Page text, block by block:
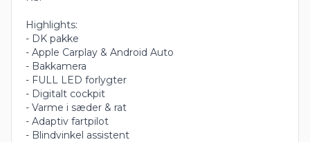
Highlights:
- DK pakke
- Apple Carplay & Android Auto
- Bakkamera
- FULL LED forlygter
- Digitalt cockpit
- Varme i sæder & rat
- Adaptiv fartpilot
- Blindvinkel assistent